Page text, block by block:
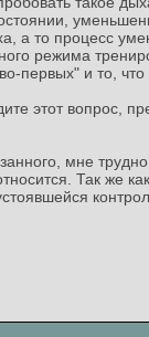
а то процесс
режима
первых" и то,
этот вопрос,
мне
Так же